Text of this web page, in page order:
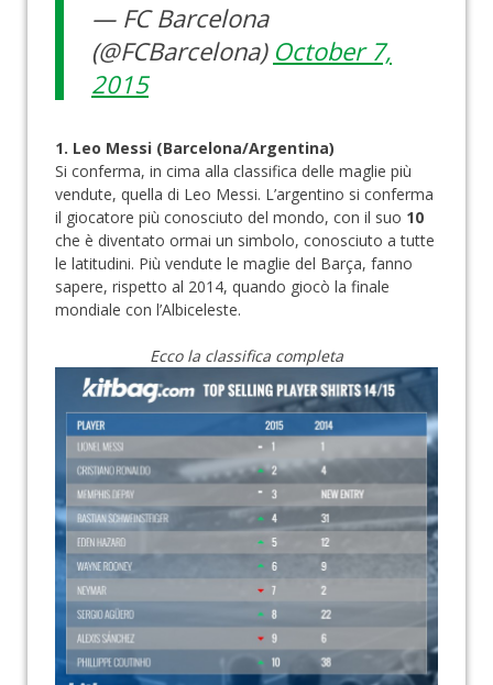
— FC Barcelona
(@FCBarcelona) October 7,
2015
1. Leo Messi (Barcelona/Argentina)
Si conferma, in cima alla classifica delle maglie più
vendute, quella di Leo Messi. L’argentino si conferma
il giocatore più conosciuto del mondo, con il suo 10
che è diventato ormai un simbolo, conosciuto a tutte
le latitudini. Più vendute le maglie del Barça, fanno
sapere, rispetto al 2014, quando giocò la finale
mondiale con l’Albiceleste.
Ecco la classifica completa